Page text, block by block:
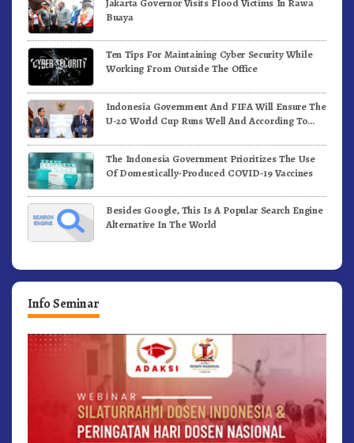
Buaya
Ten Tips For Maintaining Cyber Security While
Working From Outside The Office
Indonesia Government And FIFA Will Ensure The
U-20 World Cup Runs Well And According To
The Indonesia Government Prioritizes The Use
Of Domestically-Produced COVID-19 Vaccines
Besides Google, This Is A Popular Search Engine
Alternative In The World
Info Seminar